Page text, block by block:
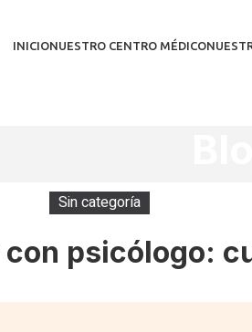
INICIONUESTRO CENTRO MÉDICO
Sin categoría
psicólogo: